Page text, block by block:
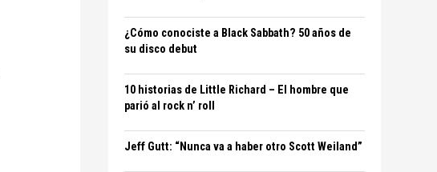
¿Cómo conociste a Black Sabbath? 50 años de
su disco debut
10 historias de Little Richard – El hombre que
parió al rock n’ roll
Jeff Gutt: “Nunca va a haber otro Scott Weiland”